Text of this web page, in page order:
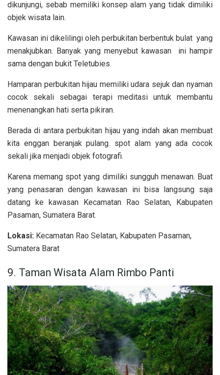
dikunjungi, sebab memiliki konsep alam yang tidak dimiliki
objek wisata lain.
Kawasan ini dikelilingi oleh perbukitan berbentuk bulat yang
menakjubkan. Banyak yang menyebut kawasan ini hampir
sama dengan bukit Teletubies.
Hamparan perbukitan hijau memiliki udara sejuk dan nyaman
cocok sekali sebagai terapi meditasi untuk membantu
menenangkan hati serta pikiran.
Berada di antara perbukitan hijau yang indah akan membuat
kita enggan beranjak pulang. spot alam yang ada cocok
sekali jika menjadi objek fotografi.
Karena memang spot yang dimiliki sungguh menawan. Buat
yang penasaran dengan kawasan ini bisa langsung saja
datang ke kawasan Kecamatan Rao Selatan, Kabupaten
Pasaman, Sumatera Barat.
Lokasi: Kecamatan Rao Selatan, Kabupaten Pasaman,
Sumatera Barat
9. Taman Wisata Alam Rimbo Panti